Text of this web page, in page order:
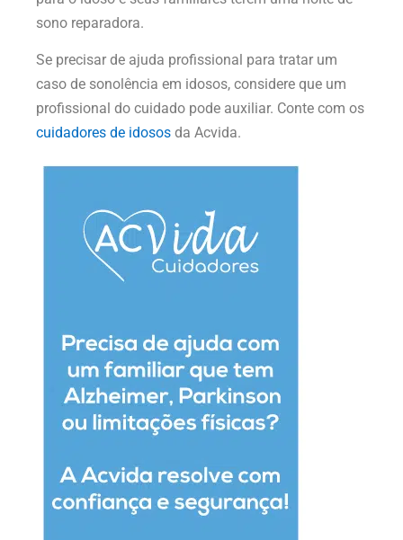
sono reparadora.
Se precisar de ajuda profissional para tratar um
caso de sonolência em idosos, considere que um
profissional do cuidado pode auxiliar. Conte com os
cuidadores de idosos da Acvida.